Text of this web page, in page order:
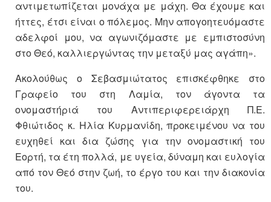
αντιμετωπίζεται μονάχα με μάχη. Θα έχουμε και
ήττες, έτσι είναι ο πόλεμος. Μην απογοητευόμαστε
αδελφοί μου, να αγωνιζόμαστε με εμπιστοσύνη
στο Θεό, καλλιεργώντας την μεταξύ μας αγάπη».
Ακολούθως ο Σεβασμιώτατος επισκέφθηκε στο
Γραφείο του στη Λαμία, τον άγοντα τα
ονομαστήριά του Αντιπεριφερειάρχη Π.Ε.
Φθιώτιδος κ. Ηλία Κυρμανίδη, προκειμένου να του
ευχηθεί και δια ζώσης για την ονομαστική του
Εορτή, τα έτη πολλά, με υγεία, δύναμη και ευλογία
από τον Θεό στην ζωή, το έργο του και την διακονία
του.